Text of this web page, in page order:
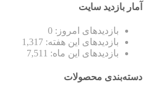
آمار بازدید سایت
بازدیدهای امروز: 0
بازدیدهای این هفته: 1,317
بازدیدهای این ماه: 7,511
دسته‌بندی محصولات